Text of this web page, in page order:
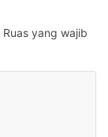
Ruas yang wajib